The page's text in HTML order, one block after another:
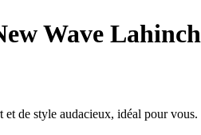
Wave Lahinch
de style audacieux, idéal pour vous.